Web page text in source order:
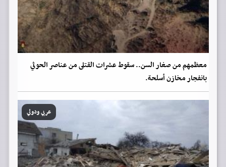
معظمهم من صغار السن.. سقوط عشرات القتلى من عناصر الحوثي
بانفجار مخازن أسلحة.
عربي ودولي